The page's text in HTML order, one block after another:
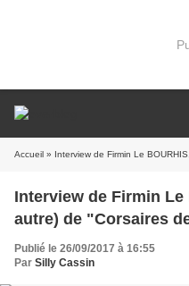
Accueil » Interview de Firmin Le
Interview de Firmin Le
autre) de "Corsaires
Publié le 26/09/2017 à 16:55
Par Silly Cassin